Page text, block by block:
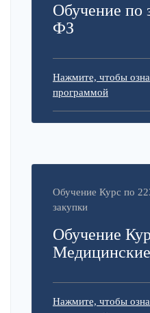
Обучение по
ФЗ
Нажмите, чтобы
программой
Обучение Курс по
закупки
Обучение
Нажмите, чтобы